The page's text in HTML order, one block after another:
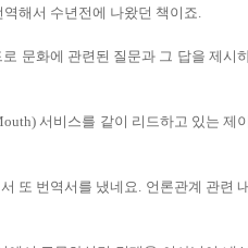
해서 수년전에 나왔던 책이죠.
문화에 관련된 질문과 그 답을 제시
서비스를 같이 리드하고 있는 제이
또 번역서를 냈네요. 언론관계 관련 내